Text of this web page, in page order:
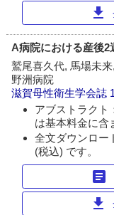
download
A病院における産後2
鷲尾喜久代, 馬場未
野洲病院
滋賀母性衛生学会誌
アブストラクト
は基本料金に含
全文ダウンロー
(税込) です。
article
download